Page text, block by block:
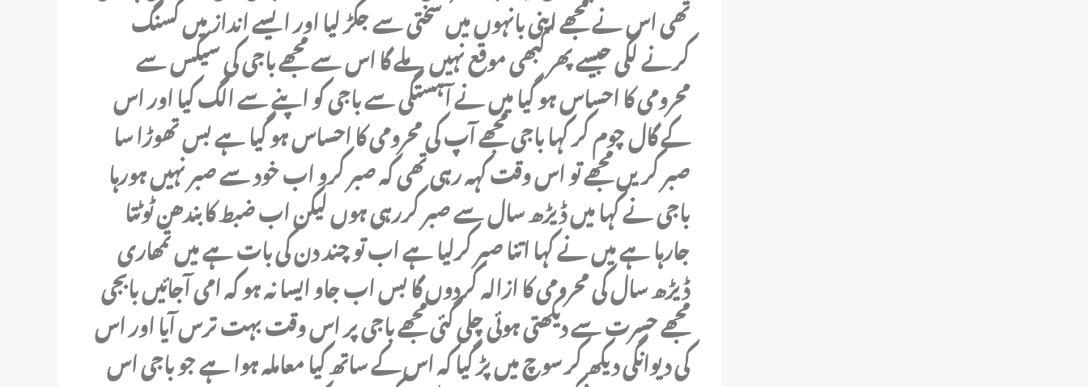
تھی اس نے مجھے اپنی بانہوں میں سختی سے جکڑ لیا اور ایسے انداز میں کسنگ
کرنے لگی جیسے پھر کبھی موقع نہیں ملے گا اس سے مجھے باجی کی سیکس سے
محرومی کا احساس ہو گیا میں نے آہستگی سے باجی کو اپنے سے الگ کیا اور اس
کے گال چوم کر کہا باجی مجھے آپ کی محرومی کا احساس ہو گیا ہے بس تھوڑا سا
صبر کریں مجھے تو اس وقت کہہ رہی تھی کہ صبر کرو اب خود سے صبر نہیں ہورہا
باجی نے کہا میں ڈیڑھ سال سے صبر کررہی ہوں لیکن اب ضبط کا بندھن ٹوٹتا
جارہا ہے میں نے کہا اتنا صبر کرلیا ہے اب تو چند دن کی بات ہے میں تمھاری
ڈیڑھ سال کی محرومی کا ازالہ کردوں گا بس اب جاو ایسا نہ ہو کہ امی آجائیں بابجی
مجھے حسرت سے دیکھتی ہوئی چلی گئی مجھے باجی پر اس وقت بہت ترس آیا اور اس
کی دیوانگی دیکھ کر سوچ میں پڑ گیا کہ اس کے ساتھ کیا معاملہ ہوا ہے جو باجی اس